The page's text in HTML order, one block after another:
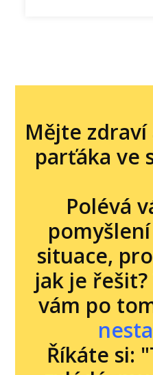
Mějte
parťáka ve
Polévá
situace,
jak je
vám po
Říkáte si: